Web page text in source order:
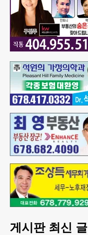
게시판 최신 글